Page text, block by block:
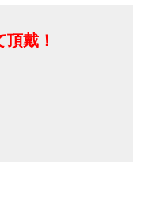
戴！